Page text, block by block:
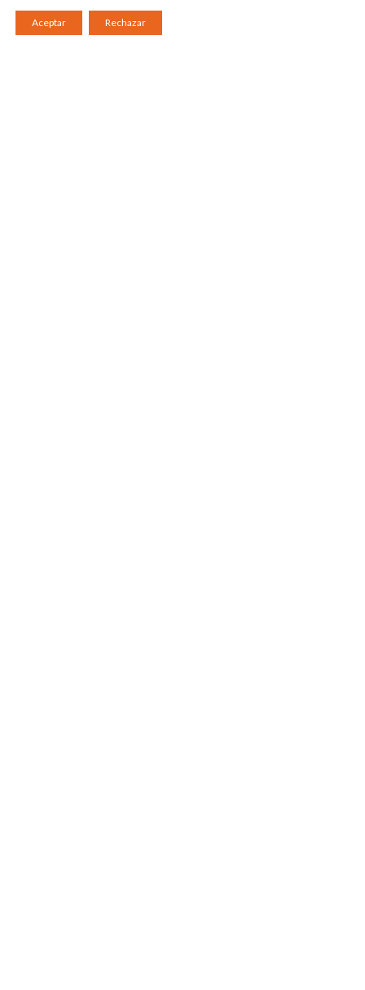
Aceptar Rechazar